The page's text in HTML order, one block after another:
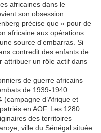
africaines dans le
son obsession…
précise que « pour de
africaine aux opérations
source d'embarras. Si
contredit des enfants de
attribuer un rôle actif dans
de guerre africains
de 1939-1940
d’Afrique et
en AOF. Les 1280
des territoires
ville du Sénégal située